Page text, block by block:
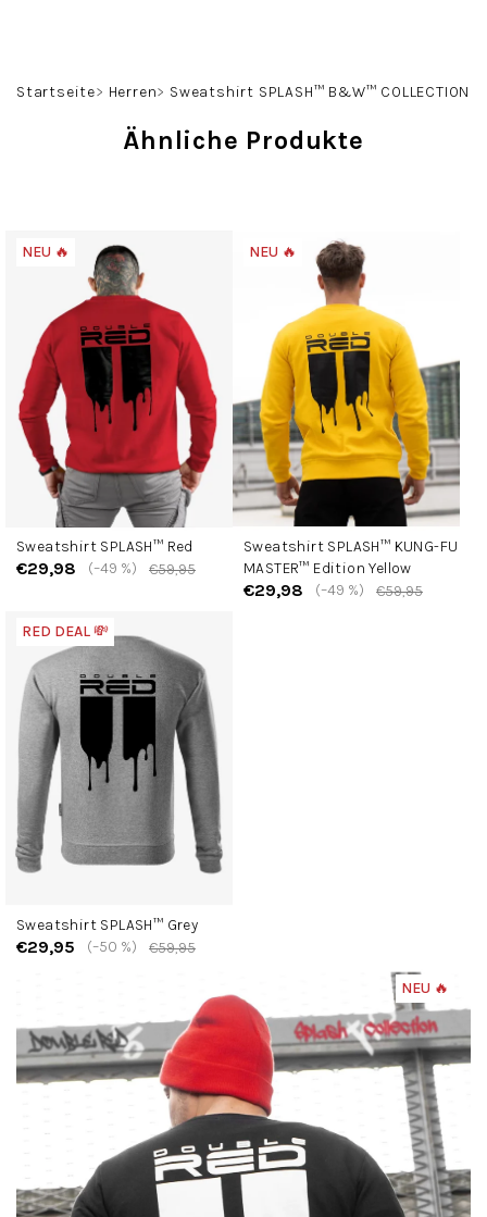
Startseite Herren Sweatshirt SPLASH™ B&W™ COLLECTION
NEU 🔥
Ähnliche Produkte
NEU 🔥
Sweatshirt SPLASH™ Red
€29,98 €59,95
(–49 %)
NEU 🔥
Sweatshirt SPLASH™ KUNG-FU
MASTER™ Edition Yellow
€29,98 €59,95
(–49 %)
RED DEAL 💸
Sweatshirt SPLASH™ Grey
€29,95 €59,95
(–50 %)